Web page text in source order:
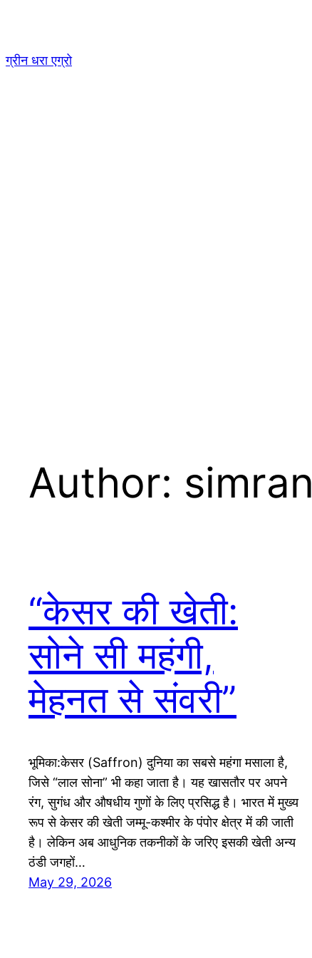
content
ग्रीन धरा एग्रो
Author: simran
“केसर की खेती:
सोने सी महंगी,
मेहनत से संवरी”
भूमिका:केसर (Saffron) दुनिया का सबसे महंगा मसाला है,
जिसे “लाल सोना” भी कहा जाता है। यह खासतौर पर अपने
रंग, सुगंध और औषधीय गुणों के लिए प्रसिद्ध है। भारत में मुख्य
रूप से केसर की खेती जम्मू-कश्मीर के पंपोर क्षेत्र में की जाती
है। लेकिन अब आधुनिक तकनीकों के जरिए इसकी खेती अन्य
ठंडी जगहों…
May 29, 2026